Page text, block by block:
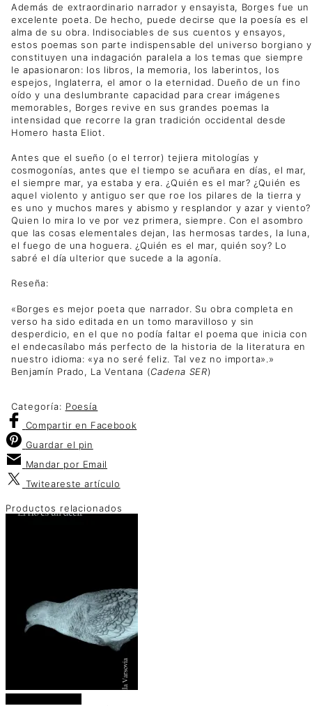
Además de extraordinario narrador y ensayista, Borges fue un
excelente poeta. De hecho, puede decirse que la poesía es el
alma de su obra. Indisociables de sus cuentos y ensayos,
estos poemas son parte indispensable del universo borgiano y
constituyen una indagación paralela a los temas que siempre
le apasionaron: los libros, la memoria, los laberintos, los
espejos, Inglaterra, el amor o la eternidad. Dueño de un fino
oído y una deslumbrante capacidad para crear imágenes
memorables, Borges revive en sus grandes poemas la
intensidad que recorre la gran tradición occidental desde
Homero hasta Eliot.
Antes que el sueño (o el terror) tejiera mitologías y
cosmogonías, antes que el tiempo se acuñara en días, el mar,
el siempre mar, ya estaba y era. ¿Quién es el mar? ¿Quién es
aquel violento y antiguo ser que roe los pilares de la tierra y
es uno y muchos mares y abismo y resplandor y azar y viento?
Quien lo mira lo ve por vez primera, siempre. Con el asombro
que las cosas elementales dejan, las hermosas tardes, la luna,
el fuego de una hoguera. ¿Quién es el mar, quién soy? Lo
sabré el día ulterior que sucede a la agonía.
Reseña:
«Borges es mejor poeta que narrador. Su obra completa en
verso ha sido editada en un tomo maravilloso y sin
desperdicio, en el que no podía faltar el poema que inicia con
el endecasílabo más perfecto de la historia de la literatura en
nuestro idioma: «ya no seré feliz. Tal vez no importa».»
Benjamín Prado, La Ventana (Cadena SER)
Categoría: Poesía
Compartir en Facebook
Guardar el pin
Mandar por Email
Twiteareste artículo
Productos relacionados